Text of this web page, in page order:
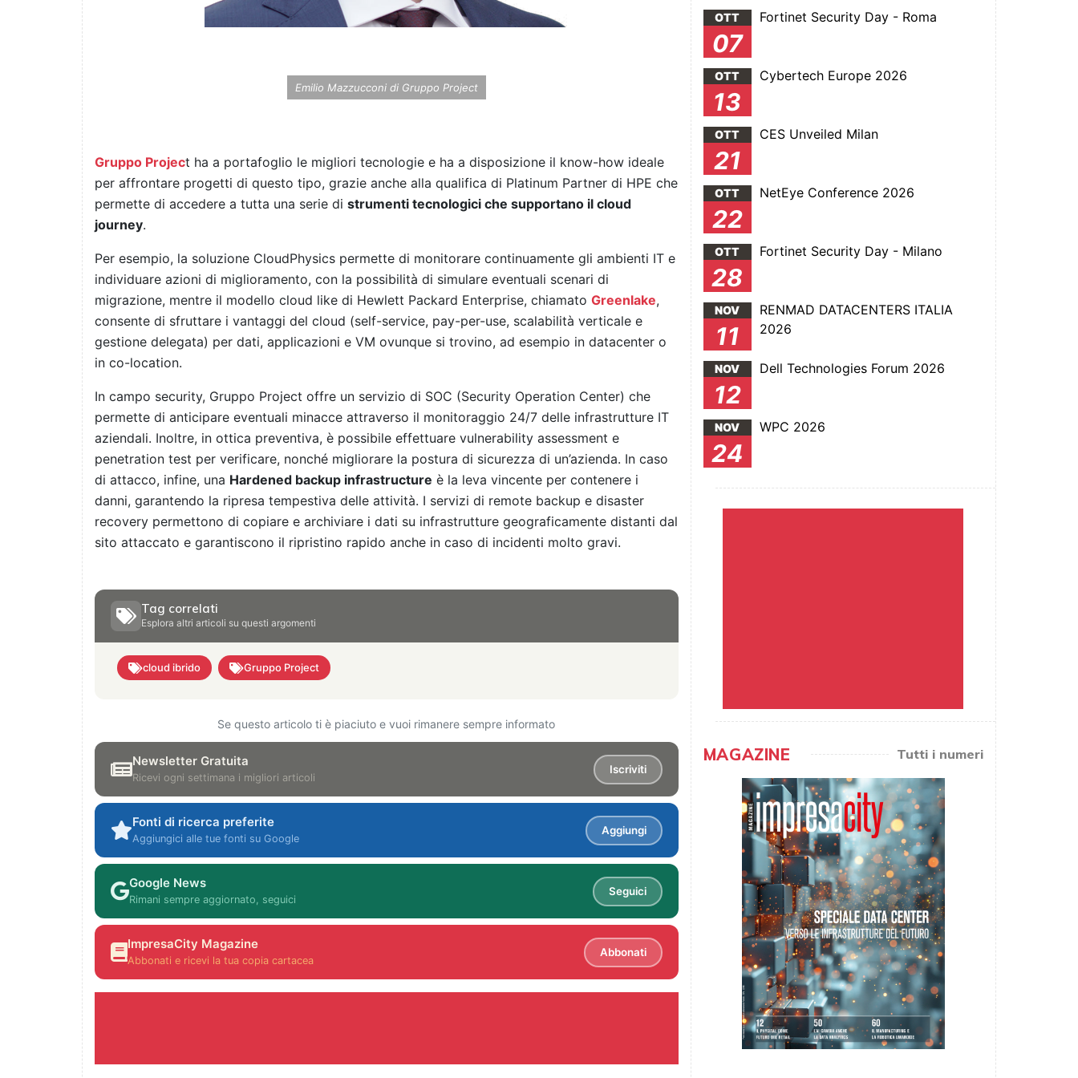
Emilio Mazzucconi di Gruppo Project
Gruppo Project ha a portafoglio le migliori tecnologie e ha a disposizione il know-how ideale
per affrontare progetti di questo tipo, grazie anche alla qualifica di Platinum Partner di HPE che
permette di accedere a tutta una serie di strumenti tecnologici che supportano il cloud
journey.
Per esempio, la soluzione CloudPhysics permette di monitorare continuamente gli ambienti IT e
individuare azioni di miglioramento, con la possibilità di simulare eventuali scenari di
migrazione, mentre il modello cloud like di Hewlett Packard Enterprise, chiamato Greenlake,
consente di sfruttare i vantaggi del cloud (self-service, pay-per-use, scalabilità verticale e
gestione delegata) per dati, applicazioni e VM ovunque si trovino, ad esempio in datacenter o
in co-location.
In campo security, Gruppo Project offre un servizio di SOC (Security Operation Center) che
permette di anticipare eventuali minacce attraverso il monitoraggio 24/7 delle infrastrutture IT
aziendali. Inoltre, in ottica preventiva, è possibile effettuare vulnerability assessment e
penetration test per verificare, nonché migliorare la postura di sicurezza di un’azienda. In caso
di attacco, infine, una Hardened backup infrastructure è la leva vincente per contenere i
danni, garantendo la ripresa tempestiva delle attività. I servizi di remote backup e disaster
recovery permettono di copiare e archiviare i dati su infrastrutture geograficamente distanti dal
sito attaccato e garantiscono il ripristino rapido anche in caso di incidenti molto gravi.
Tag correlati
Esplora altri articoli su questi argomenti
cloud ibrido Gruppo Project
Se questo articolo ti è piaciuto e vuoi rimanere sempre informato
Newsletter Gratuita
Ricevi ogni settimana i migliori articoli
Iscriviti
Fonti di ricerca preferite
Aggiungici alle tue fonti su Google
Aggiungi
Google News
Rimani sempre aggiornato, seguici
Seguici
ImpresaCity Magazine
Abbonati e ricevi la tua copia cartacea
Abbonati
OTT
07
Fortinet Security Day - Roma
OTT
13
Cybertech Europe 2026
OTT
21
CES Unveiled Milan
OTT
22
NetEye Conference 2026
OTT
28
Fortinet Security Day - Milano
NOV
11
RENMAD DATACENTERS ITALIA
2026
NOV
12
Dell Technologies Forum 2026
NOV
24
WPC 2026
MAGAZINE Tutti i numeri